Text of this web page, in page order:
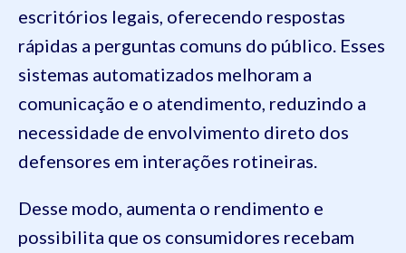
escritórios legais, oferecendo respostas
rápidas a perguntas comuns do público. Esses
sistemas automatizados melhoram a
comunicação e o atendimento, reduzindo a
necessidade de envolvimento direto dos
defensores em interações rotineiras.
Desse modo, aumenta o rendimento e
possibilita que os consumidores recebam